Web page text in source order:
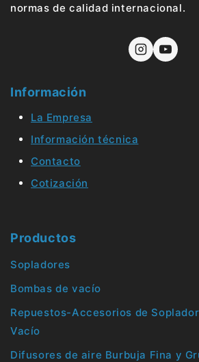
normas de calidad internacional.
Información
La Empresa
Información técnica
Contacto
Cotización
Productos
Sopladores
Bombas de vacío
Repuestos-Accesorios de
Vacío
Difusores de aire Burbuja Fina y